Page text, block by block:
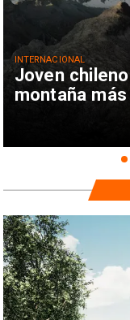
Joven
montaña
INTERNACIONAL